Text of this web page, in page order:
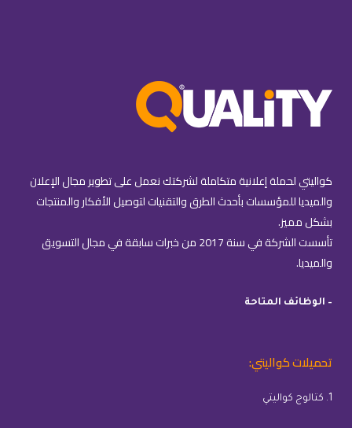
كواليتي لحملة إعلانية متكاملة لشركتك نعمل على تطوير مجال الإعلان
والميديا للمؤسسات بأحدث الطرق والتقنيات لتوصيل الأفكار والمنتجات
بشكل مميز.
تأسست الشركة في سنة 2017 من خبرات سابقة في مجال التسويق
والميديا.
– الوظائف المتاحة
تحميلات كواليتي:
1. كتالوج كواليتي